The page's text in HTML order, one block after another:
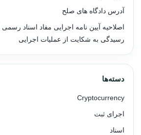
آدرس دادگاه های صلح
اصلاحیه آیین نامه اجرایی مفاد اسناد رسمی
رسیدگی به شکایت از عملیات اجرایی
دسته‌ها
Cryptocurrency
اجرای ثبت
اسناد